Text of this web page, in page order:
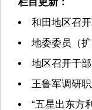
和田地区召
地委委员（
地区召开干
王鲁军调研
“五星出东方